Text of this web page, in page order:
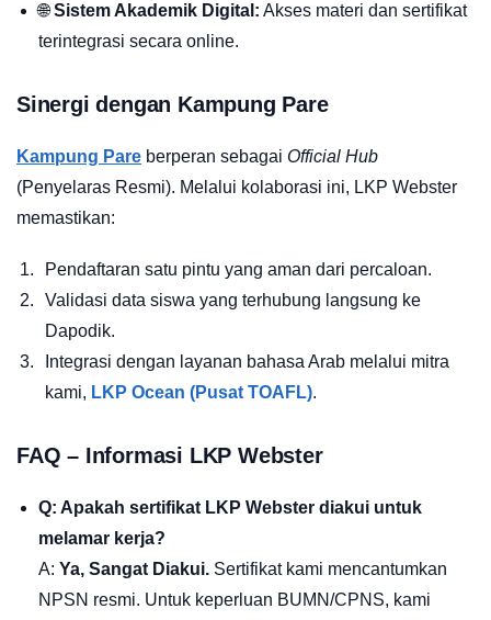
🌐Sistem Akademik Digital: Akses materi dan sertifikat
terintegrasi secara online.
Sinergi dengan Kampung Pare
Kampung Pare berperan sebagai Official Hub
(Penyelaras Resmi). Melalui kolaborasi ini, LKP Webster
memastikan:
Pendaftaran satu pintu yang aman dari percaloan.
Validasi data siswa yang terhubung langsung ke
Dapodik.
Integrasi dengan layanan bahasa Arab melalui mitra
kami, LKP Ocean (Pusat TOAFL).
FAQ – Informasi LKP Webster
Q: Apakah sertifikat LKP Webster diakui untuk
melamar kerja?
A: Ya, Sangat Diakui. Sertifikat kami mencantumkan
NPSN resmi. Untuk keperluan BUMN/CPNS, kami